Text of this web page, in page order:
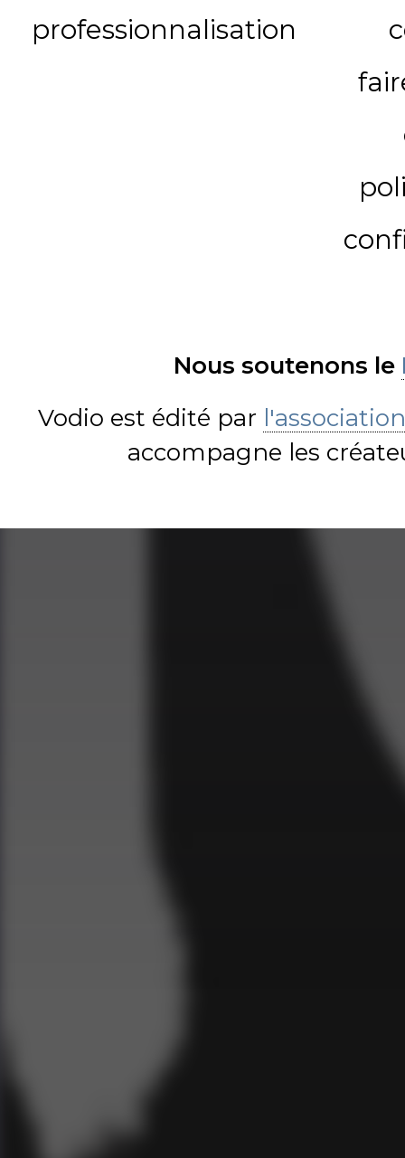
professionnalisation